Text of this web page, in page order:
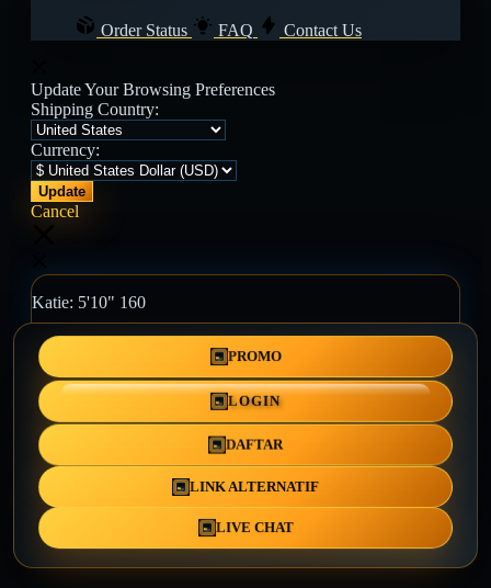
Order Status FAQ Contact Us
Update Your Browsing Preferences
Shipping Country:
Currency:
Cancel
Katie: 5'10" 160
Select your person:
Male Female
Height
Short
Weight
Slim
View Size Chart
PROMO
LOGIN
DAFTAR
LINK ALTERNATIF
LIVE CHAT